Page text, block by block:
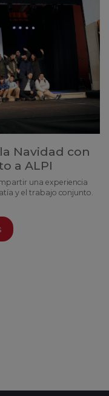
Navidad con
a ALPI
una experiencia
y el trabajo conjunto.